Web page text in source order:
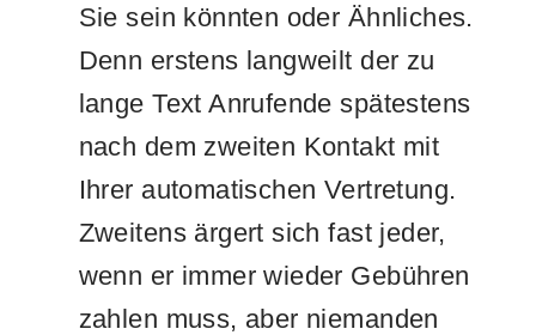
Sie sein könnten oder Ähnliches.
Denn erstens langweilt der zu
lange Text Anrufende spätestens
nach dem zweiten Kontakt mit
Ihrer automatischen Vertretung.
Zweitens ärgert sich fast jeder,
wenn er immer wieder Gebühren
zahlen muss, aber niemanden